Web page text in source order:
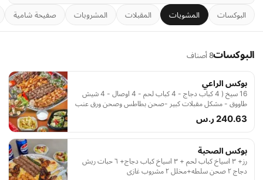
البوكسات المشويات المقبلات المشروبات صفيحة شامية
البوكسات8 أصناف
بوكس الراعي
16 سيخ ( 4 كباب دجاج - 4 كباب لحم - 4 اوصال - 4 شيش
طاووق - مشكل مقبلات كبير -صحن بطاطس وصحن ورق عنب
- لترعصير رمان )
240.63 ر.س
بوكس الصحبة
رز+ ٣ اسياخ كباب لحم + ٣ اسياخ كباب دجاج+ ٦ حبات ريش
دجاج ٢ صحن سلطه+مخلل ٢ مشروب غازى